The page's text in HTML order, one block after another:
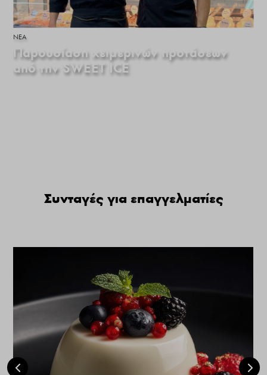
ΝΕΑ
Παρουσίαση χειμερινών προτάσεων
από την SWEET ICE
Συνταγές για επαγγελματίες